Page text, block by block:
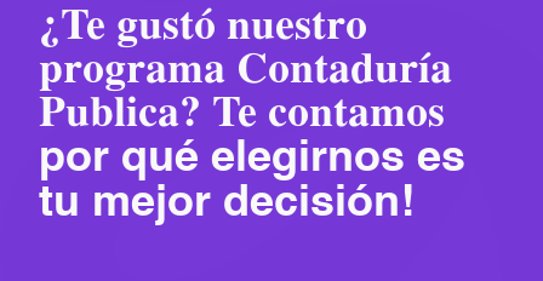
¿Te gustó nuestro
programa Contaduría
Publica? Te contamos
por qué elegirnos es
tu mejor decisión!